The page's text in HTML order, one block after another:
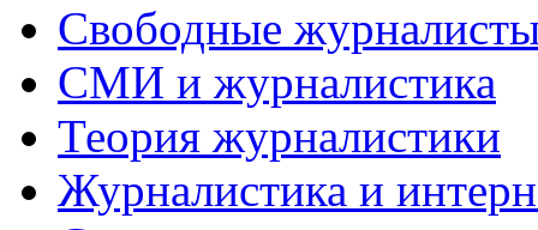
Свободные
СМИ и журналистика
Теория журналистики
Журналистика и